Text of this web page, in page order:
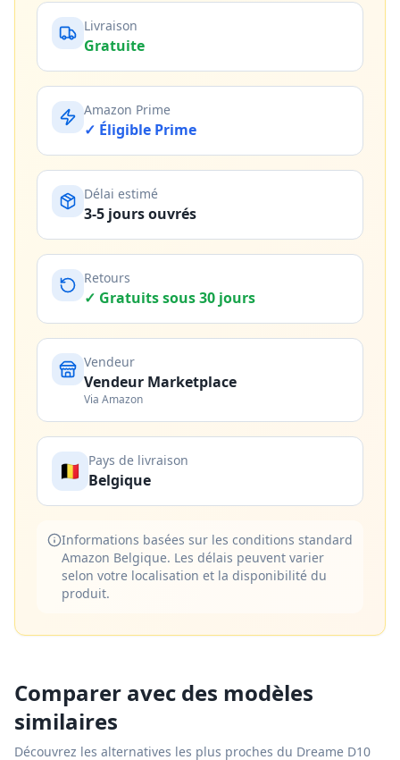
Livraison
Gratuite
Amazon Prime
✓ Éligible Prime
Délai estimé
3-5 jours ouvrés
Retours
✓ Gratuits sous 30 jours
Vendeur
Vendeur Marketplace
Via Amazon
🇧🇪 Pays de livraison
Belgique
Informations basées sur les conditions standard
Amazon Belgique. Les délais peuvent varier
selon votre localisation et la disponibilité du
produit.
Comparer avec des modèles
similaires
Découvrez les alternatives les plus proches du Dreame D10